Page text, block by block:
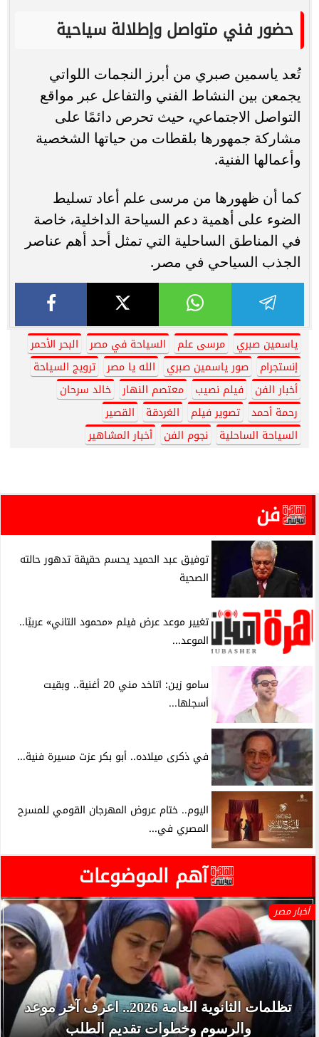
حضور فني متواصل وإطلالة سياحية
تُعد ياسمين صبري من أبرز النجمات اللواتي
يجمعن بين النشاط الفني والتفاعل عبر مواقع
التواصل الاجتماعي، حيث تحرص دائمًا على
مشاركة جمهورها بلقطات من حياتها الشخصية
وأعمالها الفنية.
كما أن ظهورها من مرسى علم أعاد تسليط
الضوء على أهمية دعم السياحة الداخلية، خاصة
في المناطق الساحلية التي تمثل أحد أهم عناصر
الجذب السياحي في مصر.
ياسمين صبري مرسى علم السياحة في مصر
البحر الأحمر
إنستجرام
صور ياسمين صبري الله يا مصر
ترويج السياحة
أخبار الفن
فيلم نصيب معتصم النهار
خالد سرحان
رحمة أحمد
تصوير فيلم الغردقة
القصير
السياحة الساحلية
نجوم الفن أخبار المشاهير
فن
توفيق عبد الحميد يحسم حقيقة تدهور حالته
الصحية
تغيير موعد عرض فيلم «محمود التاني» عربيًا..
الموعد...
سامو زين: اتاخد مني 20 أغنية.. وبقيت
أسجلها...
في ذكرى ميلاده.. أبو بكر عزت مسيرة فنية...
اليوم.. ختام عروض المهرجان القومي للمسرح
المصري في...
آهم الموضوعات
أخبار مصر
تظلمات الثانوية العامة 2026.. اعرف آخر موعد
والرسوم وخطوات تقديم الطلب